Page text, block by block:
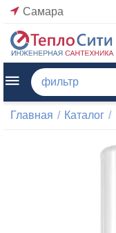
Самара
Главная / Каталог /